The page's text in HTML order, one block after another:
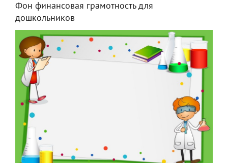
Фон финансовая грамотность для
дошкольников